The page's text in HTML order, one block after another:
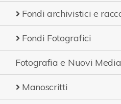
Fondi Fotografici
Fotografia e Nuovi Media
Manoscritti